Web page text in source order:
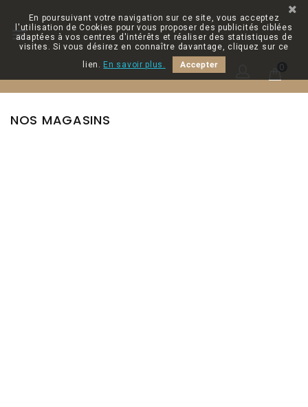

0
NOS MAGASINS
En poursuivant votre navigation sur ce site, vous acceptez
l'utilisation de Cookies pour vous proposer des publicités ciblées
adaptées à vos centres d'intérêts et réaliser des statistiques de
visites. Si vous désirez en connaître davantage, cliquez sur ce
lien. En savoir plus. Accepter